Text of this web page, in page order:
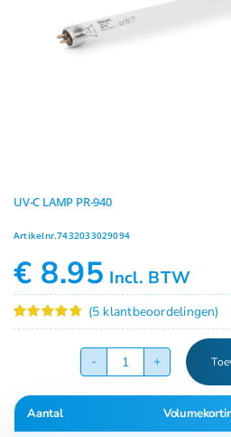
Geuren
UV-C LAMP PR-940
Artikelnr.7432033029094
€ 8.95 Incl. BTW
Gewaardeerd
5
(5 klantbeoordelingen)
UV-
C
Aantal